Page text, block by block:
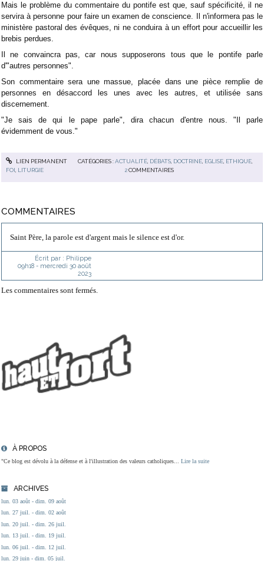
À PROPOS
"Ce blog est dévolu à la défense et à l'illustration des valeurs catholiques... Lire la suite
ARCHIVES
lun. 03 août - dim. 09 août
lun. 27 juil. - dim. 02 août
lun. 20 juil. - dim. 26 juil.
lun. 13 juil. - dim. 19 juil.
lun. 06 juil. - dim. 12 juil.
lun. 29 juin - dim. 05 juil.
Mais le problème du commentaire du pontife est que, sauf spécificité, il ne
servira à personne pour faire un examen de conscience. Il n'informera pas le
ministère pastoral des évêques, ni ne conduira à un effort pour accueillir les
brebis perdues.
Il ne convaincra pas, car nous supposerons tous que le pontife parle
d'"autres personnes".
Son commentaire sera une massue, placée dans une pièce remplie de
personnes en désaccord les unes avec les autres, et utilisée sans
discernement.
"Je sais de qui le pape parle", dira chacun d'entre nous. "Il parle
évidemment de vous."
LIEN PERMANENT CATÉGORIES :ACTUALITÉ, DÉBATS, DOCTRINE, EGLISE, ETHIQUE,
FOI, LITURGIE 2 COMMENTAIRES
COMMENTAIRES
Saint Père, la parole est d'argent mais le silence est d'or.
Écrit par : Philippe
09h18- mercredi 30 août
2023
Les commentaires sont fermés.